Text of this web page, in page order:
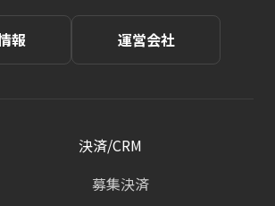
報 運営会社
決済/CRM
募集決済